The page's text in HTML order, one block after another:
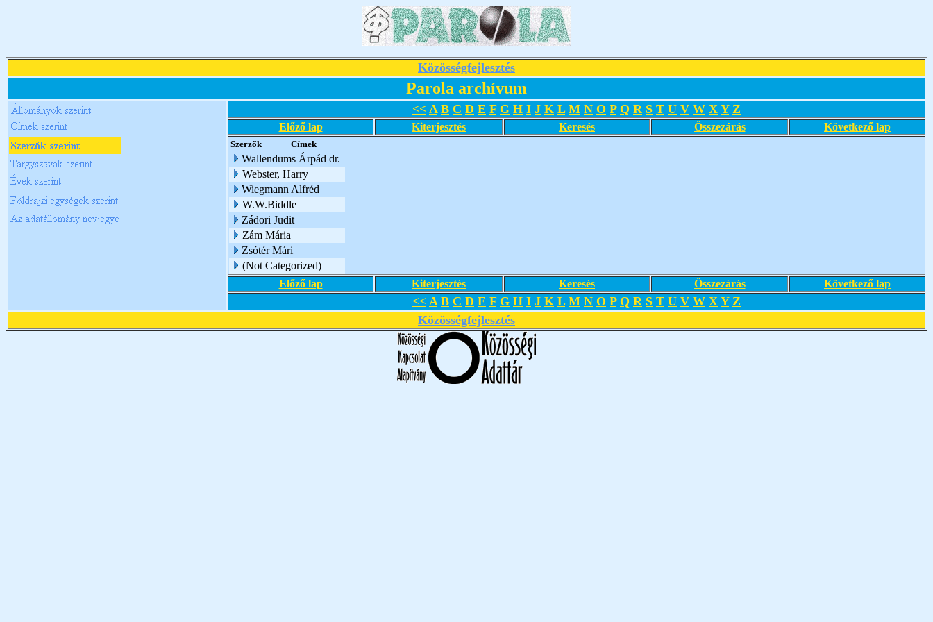
Közösségfejlesztés
Parola archívum
<< A B C D E F G H I J K L M N O P Q R S T U V W X Y Z
Előző lap Kiterjesztés Keresés Összezárás Következő lap
Szerzők Címek
Wallendums Árpád dr.
Webster, Harry
Wiegmann Alfréd
W.W.Biddle
Zádori Judit
Zám Mária
Zsótér Mári
(Not Categorized)
Előző lap
Kiterjesztés Keresés Összezárás Következő lap
<< A B C D E F G H I J K L M N O P Q R S T U V W X Y Z
Közösségfejlesztés